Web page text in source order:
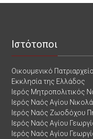
Ιστότοποι
Οικουμενικό Πατριαρχείο
Εκκλησία της Ελλάδος
Ιερός Μητροπολιτικός
Ιερός Ναός Αγίου
Ιερός Ναός Ζωοδόχου
Ιερός Ναός Αγίου
Ιερός Ναός Αγίου